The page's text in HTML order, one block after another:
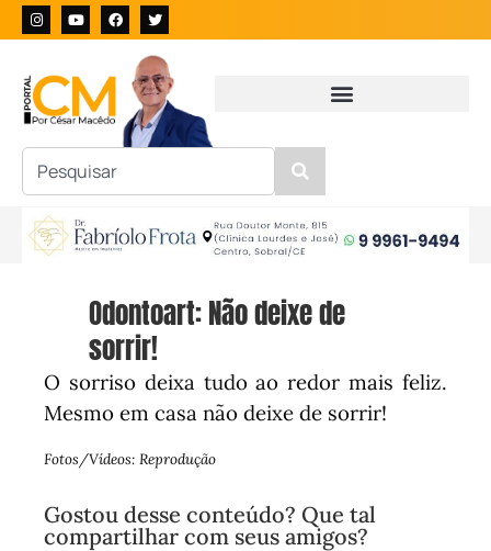
Odontoart: Não deixe de
sorrir!
O sorriso deixa tudo ao redor mais feliz.
Mesmo em casa não deixe de sorrir!
Fotos/Vídeos: Reprodução
Gostou desse conteúdo? Que tal
compartilhar com seus amigos?